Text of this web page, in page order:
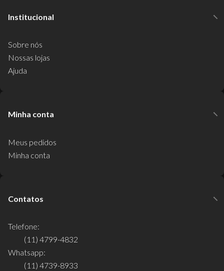
Institucional
Sobre nós
Nossas lojas
Ajuda
Minha conta
Meus pedidos
Minha conta
Contatos
Telefone:
(11) 4799-4832
Whatsapp:
(11) 4739-8933